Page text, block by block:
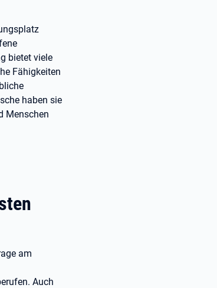
bietet viele
Fähigkeiten
haben sie
Menschen
am
Auch